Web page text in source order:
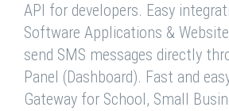
API for developers. Easy
Software Applications &
send SMS messages directly
Panel (Dashboard). Fast and
Gateway for School, Small